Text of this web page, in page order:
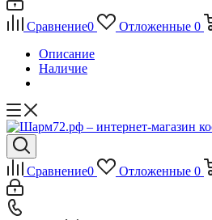
Сравнение0 Отложенные 0
Описание
Наличие
Сравнение0 Отложенные 0